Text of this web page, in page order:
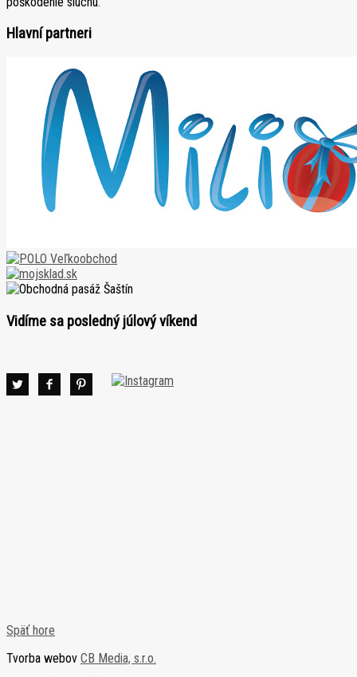
Hlavní partneri
Vidíme sa posledný júlový víkend
Späť hore
Tvorba webov CB Media, s.r.o.